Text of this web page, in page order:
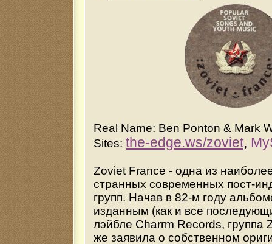
Real Name: Ben Ponton & Mark
Sites: the-edge.ws/zoviet,
Zoviet France - одна из
странных современных пост-
групп. Начав в 82-м году
изданным (как и все
лэйбле Charrm Records, группа
же заявила о собственном